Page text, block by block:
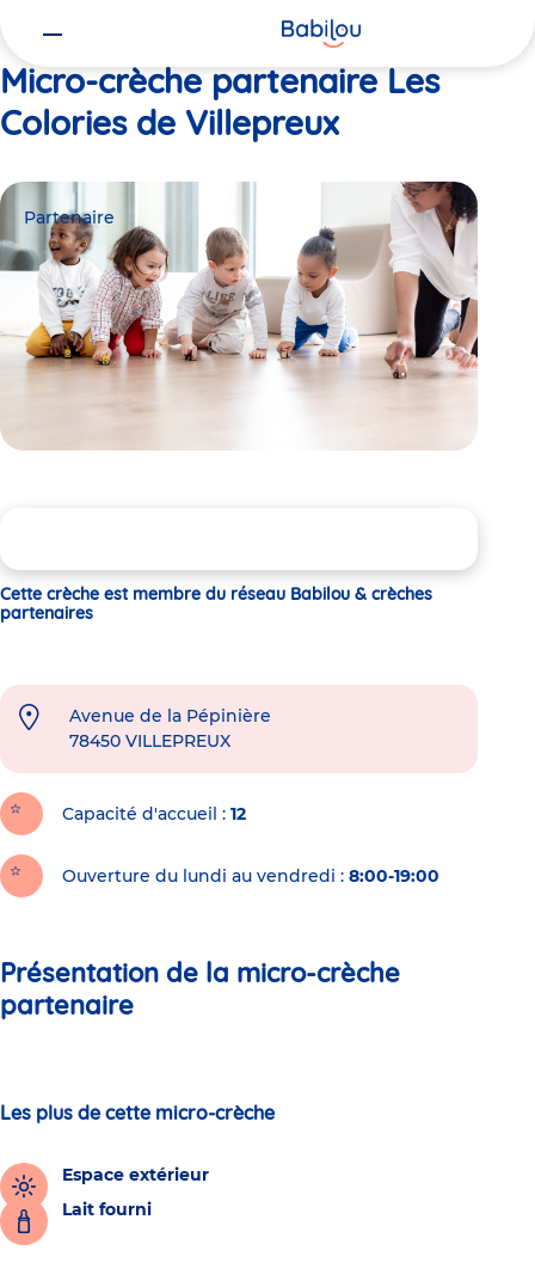
Micro-crèche partenaire Les
Colories de Villepreux
Partenaire
Cette crèche est membre du réseau Babilou & crèches
partenaires
Avenue de la Pépinière
78450 VILLEPREUX
Capacité d'accueil 12
Ouverture du lundi au vendredi : 8:00-19:00
Présentation de la micro-crèche
partenaire
Les plus de cette micro-crèche
Espace extérieur
Lait fourni